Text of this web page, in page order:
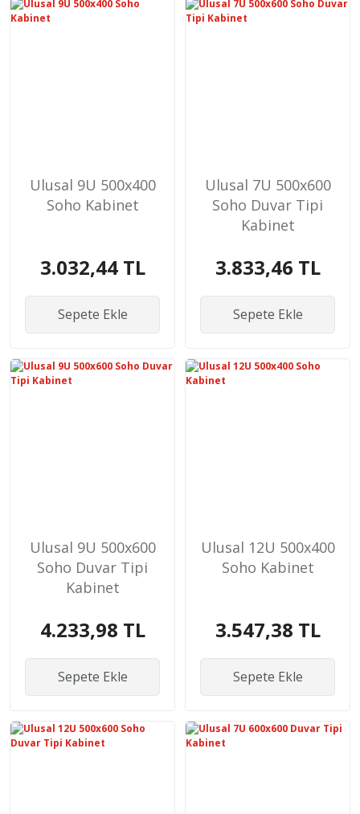
Ulusal 9U 500x400
Soho Kabinet
3.032,44 TL
Sepete Ekle
Ulusal 7U 500x600
Soho Duvar Tipi
Kabinet
3.833,46 TL
Sepete Ekle
Ulusal 9U 500x600
Soho Duvar Tipi
Kabinet
4.233,98 TL
Sepete Ekle
Ulusal 12U 500x400
Soho Kabinet
3.547,38 TL
Sepete Ekle